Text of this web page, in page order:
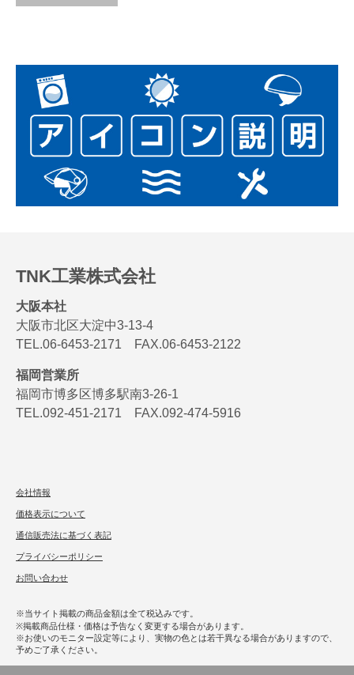
TNK工業株式会社
大阪本社
大阪市北区大淀中3-13-4
TEL.06-6453-2171 FAX.06-6453-2122
福岡営業所
福岡市博多区博多駅南3-26-1
TEL.092-451-2171 FAX.092-474-5916
会社情報
価格表示について
通信販売法に基づく表記
プライバシーポリシー
お問い合わせ
※当サイト掲載の商品金額は全て税込みです。
※掲載商品仕様・価格は予告なく変更する場合があります。
※お使いのモニター設定等により、実物の色とは若干異なる場合がありますので、
予めご了承ください。